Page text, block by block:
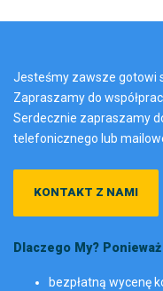
Jesteśmy zawsze gotowi
Zapraszamy do
Serdecznie zapraszamy
telefonicznego lub
KONTAKT Z NAMI
Dlaczego My?
bezpłatną wycenę